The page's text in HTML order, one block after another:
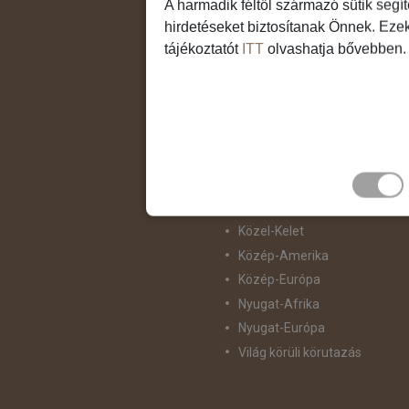
Csendes-Óceáni Szigetvilág
Közel-Kelet
Közép-Amerika
Közép-Európa
Nyugat-Afrika
Nyugat-Európa
Világ körüli körutazás
A harmadik féltől származó sütik
hirdetéseket biztosítanak Önnek.
tájékoztatót ITT olvashatja bővebben.